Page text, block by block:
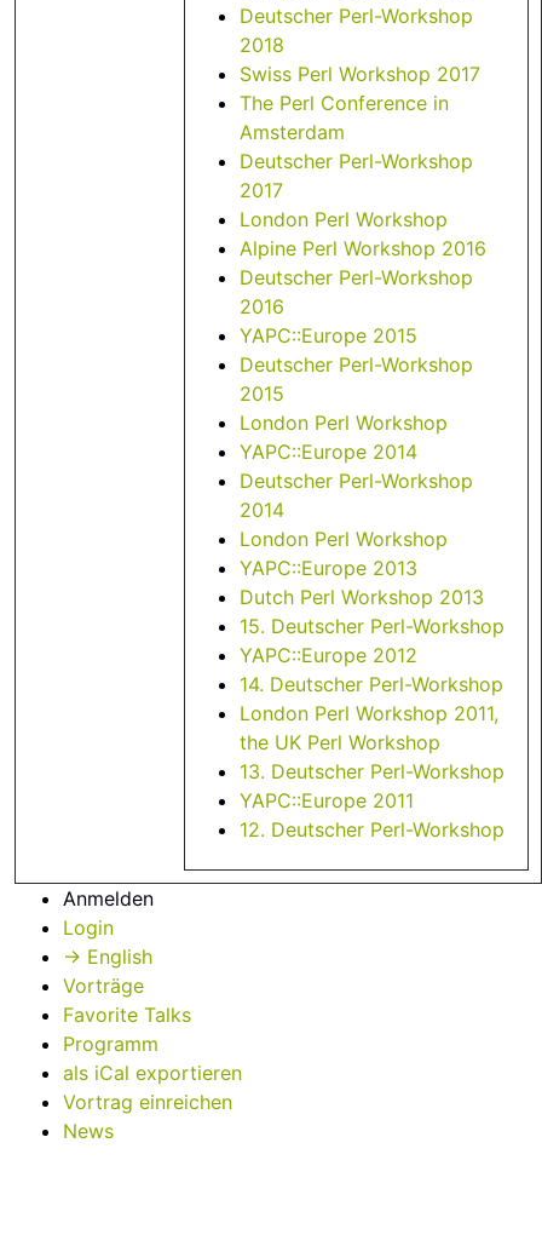
Deutscher Perl-Workshop
2018
Swiss Perl Workshop 2017
The Perl Conference in
Amsterdam
Deutscher Perl-Workshop
2017
London Perl Workshop
Alpine Perl Workshop 2016
Deutscher Perl-Workshop
2016
YAPC::Europe 2015
Deutscher Perl-Workshop
2015
London Perl Workshop
YAPC::Europe 2014
Deutscher Perl-Workshop
2014
London Perl Workshop
YAPC::Europe 2013
Dutch Perl Workshop 2013
15. Deutscher Perl-Workshop
YAPC::Europe 2012
14. Deutscher Perl-Workshop
London Perl Workshop 2011,
the UK Perl Workshop
13. Deutscher Perl-Workshop
YAPC::Europe 2011
12. Deutscher Perl-Workshop
Anmelden
Login
→ English
Vorträge
Favorite Talks
Programm
als iCal exportieren
Vortrag einreichen
News